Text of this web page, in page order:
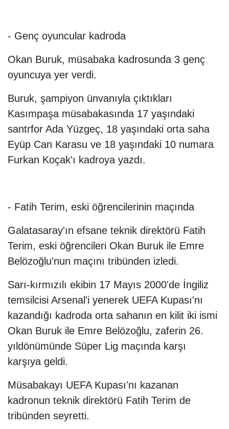
- Genç oyuncular kadroda
Okan Buruk, müsabaka kadrosunda 3 genç
oyuncuya yer verdi.
Buruk, şampiyon ünvanıyla çıktıkları
Kasımpaşa müsabakasında 17 yaşındaki
santrfor Ada Yüzgeç, 18 yaşındaki orta saha
Eyüp Can Karasu ve 18 yaşındaki 10 numara
Furkan Koçak'ı kadroya yazdı.
- Fatih Terim, eski öğrencilerinin maçında
Galatasaray'ın efsane teknik direktörü Fatih
Terim, eski öğrencileri Okan Buruk ile Emre
Belözoğlu'nun maçını tribünden izledi.
Sarı-kırmızılı ekibin 17 Mayıs 2000'de İngiliz
temsilcisi Arsenal'i yenerek UEFA Kupası'nı
kazandığı kadroda orta sahanın en kilit iki ismi
Okan Buruk ile Emre Belözoğlu, zaferin 26.
yıldönümünde Süper Lig maçında karşı
karşıya geldi.
Müsabakayı UEFA Kupası'nı kazanan
kadronun teknik direktörü Fatih Terim de
tribünden seyretti.